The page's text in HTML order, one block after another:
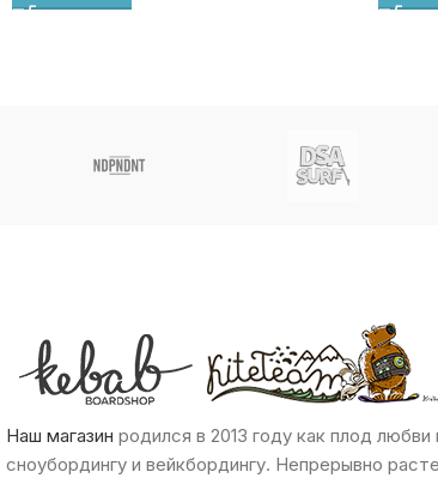
Наш магазин родился в 2013 году как плод любви
сноубордингу и вейкбордингу. Непрерывно